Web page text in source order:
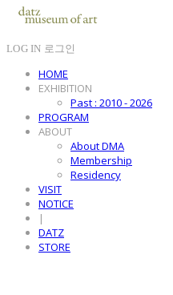
LOG IN 로그인
HOME
EXHIBITION
Past : 2010 - 2026
PROGRAM
ABOUT
About DMA
Membership
Residency
VISIT
NOTICE
|
DATZ
STORE